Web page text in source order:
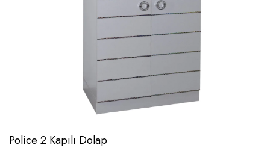
Police 2 Kapılı Dolap